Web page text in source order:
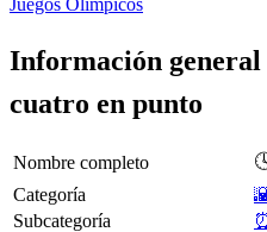
Información
cuatro en punto
Nombre completo
Categoría
Subcategoría